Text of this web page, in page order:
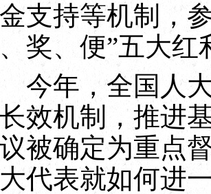
支持等机制，
奖、便”五大红
，全国人大
效机制，推进
被确定为重点
代表就如何进